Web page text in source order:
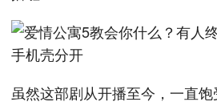
虽然这部剧从开播至今，一直